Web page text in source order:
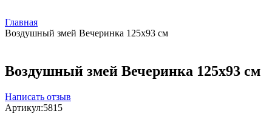
Главная
Воздушный змей Вечеринка 125х93 см
Воздушный змей Вечеринка 125х93 см
Написать отзыв
Артикул:5815